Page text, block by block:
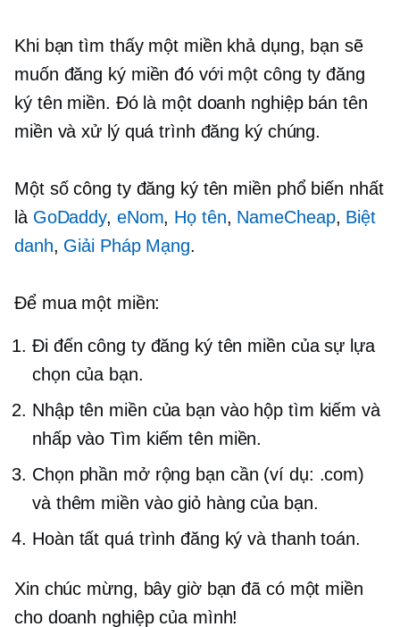
Khi bạn tìm thấy một miền khả dụng, bạn sẽ
muốn đăng ký miền đó với một công ty đăng
ký tên miền. Đó là một doanh nghiệp bán tên
miền và xử lý quá trình đăng ký chúng.
Một số công ty đăng ký tên miền phổ biến nhất
là GoDaddy, eNom, Họ tên, NameCheap, Biệt
danh, Giải Pháp Mạng.
Để mua một miền:
Đi đến công ty đăng ký tên miền của sự lựa
chọn của bạn.
Nhập tên miền của bạn vào hộp tìm kiếm và
nhấp vào Tìm kiếm tên miền.
Chọn phần mở rộng bạn cần (ví dụ: .com)
và thêm miền vào giỏ hàng của bạn.
Hoàn tất quá trình đăng ký và thanh toán.
Xin chúc mừng, bây giờ bạn đã có một miền
cho doanh nghiệp của mình!